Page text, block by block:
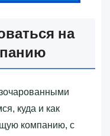
на
куда и как
компанию, с